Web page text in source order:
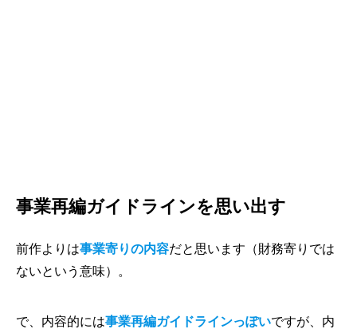
事業再編ガイドラインを思い出す
前作よりは事業寄りの内容だと思います（財務寄りでは
ないという意味）。
で、内容的には事業再編ガイドラインっぽいですが、内